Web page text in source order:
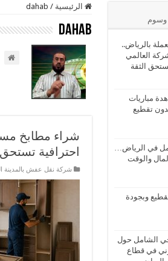
الرئيسية /
dahab
dahab
شراء مطابخ
احترافية تستحق
شركة نقل عفش بالمدينة
وسوم
بالرياض..
العالمي
الثقة
مباريات
تقطيع
في الرياض…
والوقت
وبجودة
الشامل حول
في قطاع